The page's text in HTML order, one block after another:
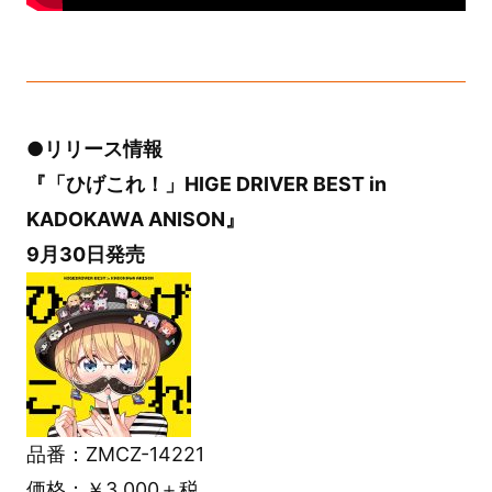
●リリース情報
『「ひげこれ！」HIGE DRIVER BEST in
KADOKAWA ANISON』
9月30日発売
品番：ZMCZ-14221